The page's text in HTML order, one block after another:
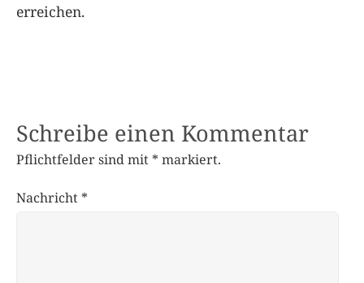
erreichen.
Schreibe einen Kommentar
Pflichtfelder sind mit * markiert.
Nachricht *